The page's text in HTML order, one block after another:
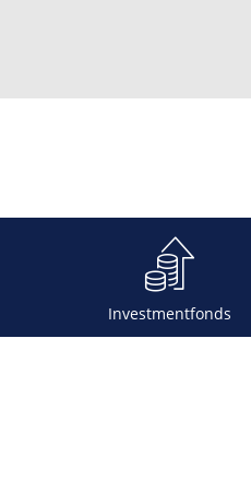
Investmentfonds